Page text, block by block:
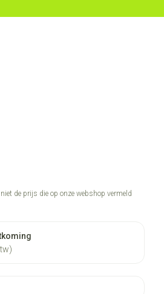
de prijs die op onze webshop vermeld